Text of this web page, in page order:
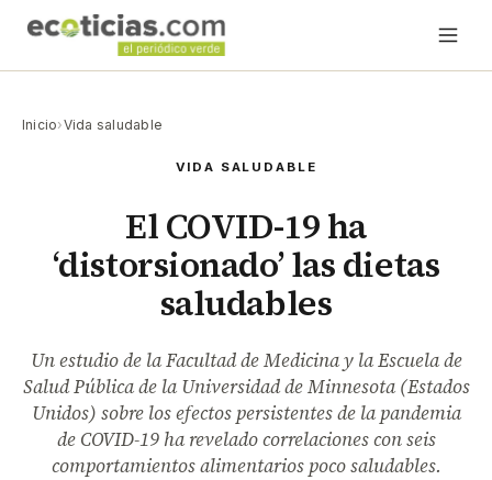
Inicio›Vida saludable
VIDA SALUDABLE
El COVID-19 ha
‘distorsionado’ las dietas
saludables
Un estudio de la Facultad de Medicina y la Escuela de
Salud Pública de la Universidad de Minnesota (Estados
Unidos) sobre los efectos persistentes de la pandemia
de COVID-19 ha revelado correlaciones con seis
comportamientos alimentarios poco saludables.